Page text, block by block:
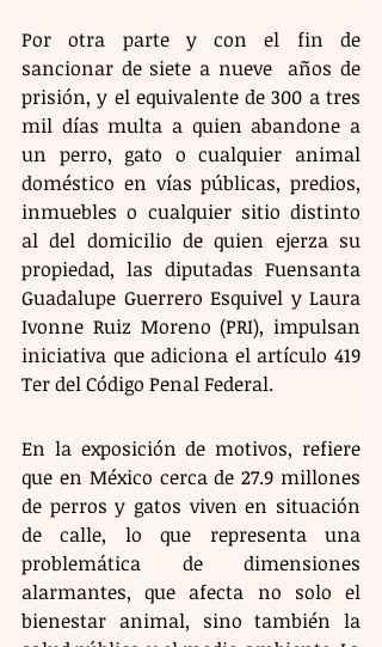
Por otra parte y con el fin de
sancionar de siete a nueve  años de
prisión, y el equivalente de 300 a tres
mil días multa a quien abandone a
un perro, gato o cualquier animal
doméstico en vías públicas, predios,
inmuebles o cualquier sitio distinto
al del domicilio de quien ejerza su
propiedad, las diputadas Fuensanta
Guadalupe Guerrero Esquivel y Laura
Ivonne Ruiz Moreno (PRI), impulsan
iniciativa que adiciona el artículo 419
Ter del Código Penal Federal.
En la exposición de motivos, refiere
que en México cerca de 27.9 millones
de perros y gatos viven en situación
de calle, lo que representa una
problemática de dimensiones
alarmantes, que afecta no solo el
bienestar animal, sino también la